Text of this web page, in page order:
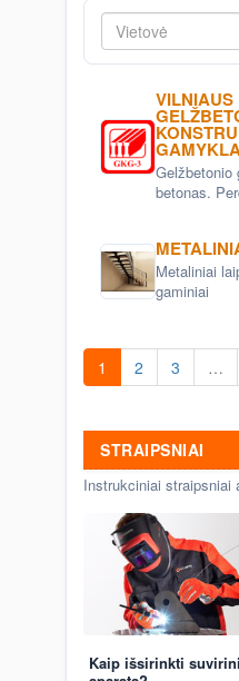
Vietovė
VILNIAUS
Gelžbetonio
betonas.
Betoniniai
elementai
Metaliniai
gaminiai
1 2 3 …
STRAIPSNIAI
Instrukciniai straipsniai
Kaip išsirinkti